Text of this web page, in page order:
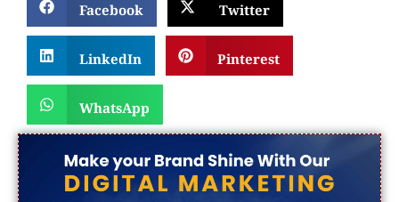
LinkedIn
Pinterest
WhatsApp